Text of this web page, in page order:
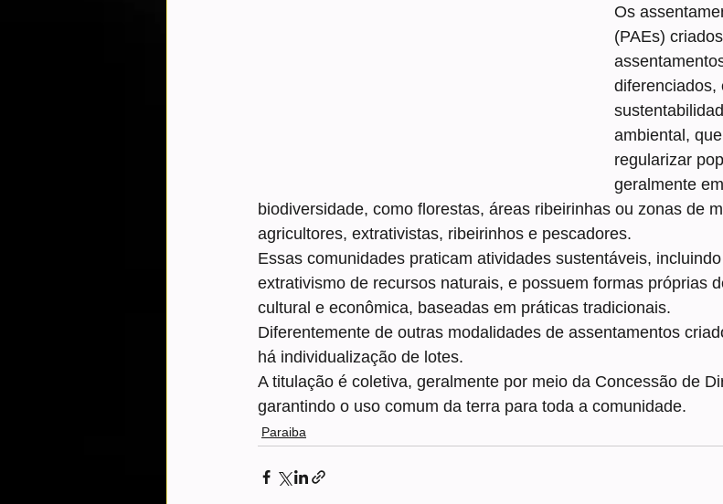
Os
(PAEs)
diferenciados,
ambiental,
regularizar
geralmente
biodiversidade, como florestas, áreas ribeirinhas ou zonas de
agricultores, extrativistas, ribeirinhos e pescadores.
Essas comunidades praticam atividades sustentáveis,
extrativismo de recursos naturais, e possuem formas próprias
cultural e econômica, baseadas em práticas tradicionais.
Diferentemente de outras modalidades de assentamentos
há individualização de lotes.
A titulação é coletiva, geralmente por meio da Concessão de
garantindo o uso comum da terra para toda a comunidade.
Paraiba